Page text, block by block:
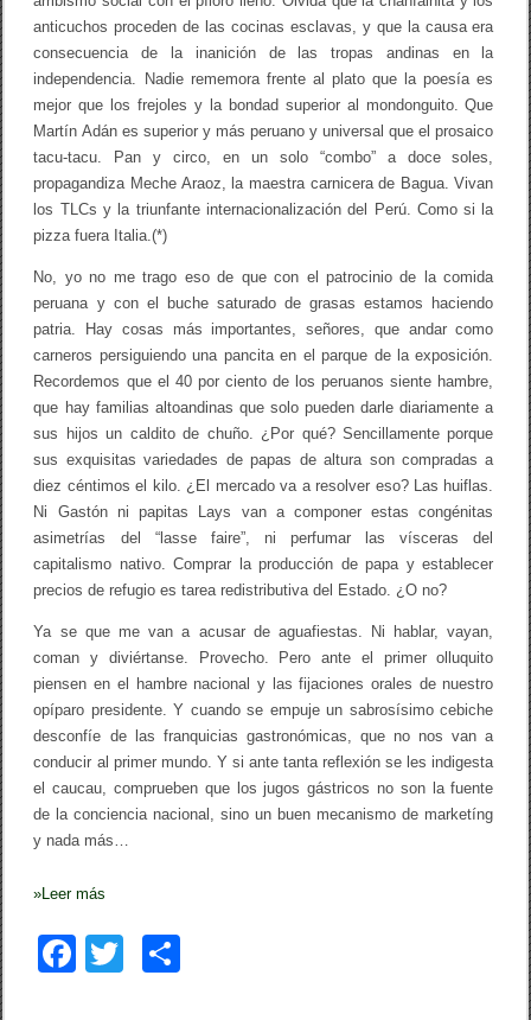
l
o
i
o
d
l
u
b
l
R
o
r
i
g
N
ù
z
anticuchos proceden de las cocinas esclavas, y que la causa era
consecuencia de la inanición de las tropas andinas en la
independencia. Nadie rememora frente al plato que la poesía es
mejor que los frejoles y la bondad superior al mondonguito. Que
Martín Adán es superior y más peruano y universal que el prosaico
tacu-tacu. Pan y circo, en un solo “combo” a doce soles,
propagandiza Meche Araoz, la maestra carnicera de Bagua. Vivan
los TLCs y la triunfante internacionalización del Perú. Como si la
pizza fuera Italia.(*)
No, yo no me trago eso de que con el patrocinio de la comida
peruana y con el buche saturado de grasas estamos haciendo
patria. Hay cosas más importantes, señores, que andar como
carneros persiguiendo una pancita en el parque de la exposición.
Recordemos que el 40 por ciento de los peruanos siente hambre,
que hay familias altoandinas que solo pueden darle diariamente a
sus hijos un caldito de chuño. ¿Por qué? Sencillamente porque
sus exquisitas variedades de papas de altura son compradas a
diez céntimos el kilo. ¿El mercado va a resolver eso? Las huiflas.
Ni Gastón ni papitas Lays van a componer estas congénitas
asimetrías del “lasse faire”, ni perfumar las vísceras del
capitalismo nativo. Comprar la producción de papa y establecer
precios de refugio es tarea redistributiva del Estado. ¿O no?
Ya se que me van a acusar de aguafiestas. Ni hablar, vayan,
coman y diviértanse. Provecho. Pero ante el primer olluquito
piensen en el hambre nacional y las fijaciones orales de nuestro
opíparo presidente. Y cuando se empuje un sabrosísimo cebiche
desconfíe de las franquicias gastronómicas, que no nos van a
conducir al primer mundo. Y si ante tanta reflexión se les indigesta
el caucau, comprueben que los jugos gástricos no son la fuente
de la conciencia nacional, sino un buen mecanismo de marketíng
y nada más…
»Leer más
F